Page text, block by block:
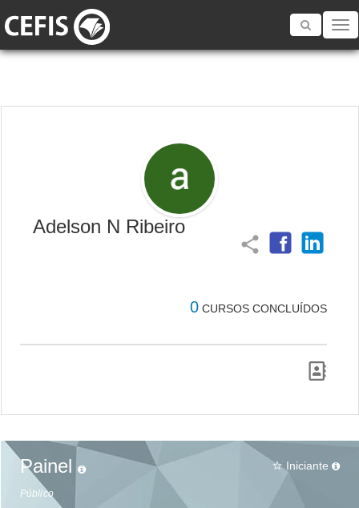
Toggle
Adelson N Ribeiro
share
0 CURSOS CONCLUÍDOS
Painel
Público
star_border Iniciante